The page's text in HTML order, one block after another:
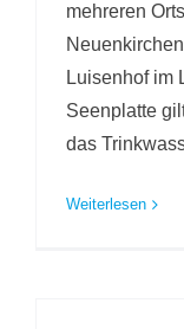
mehreren
Luisenhof im
Seenplatte
das
Weiterlesen